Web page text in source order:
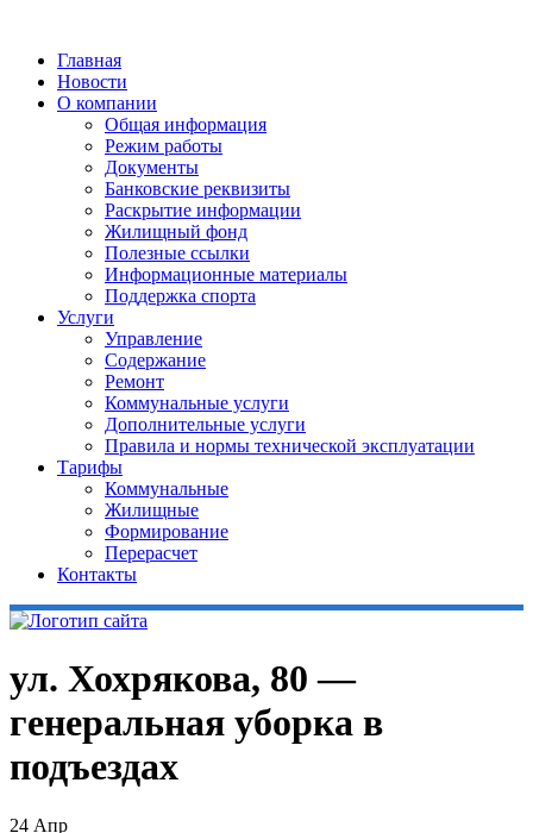
Главная
Новости
О компании
Общая информация
Режим работы
Документы
Банковские реквизиты
Раскрытие информации
Жилищный фонд
Полезные ссылки
Информационные материалы
Поддержка спорта
Услуги
Управление
Содержание
Ремонт
Коммунальные услуги
Дополнительные услуги
Правила и нормы технической эксплуатации
Тарифы
Коммунальные
Жилищные
Формирование
Перерасчет
Контакты
ул. Хохрякова, 80 —
генеральная уборка в
подъездах
24 Апр